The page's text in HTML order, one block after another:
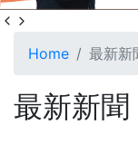
Home 最新新
最新新聞